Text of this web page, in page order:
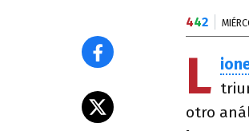
442
L
otro